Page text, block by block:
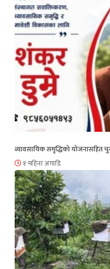
व्यावसायिक समृद्धिको योजनासहित
१ महिना अगाडि